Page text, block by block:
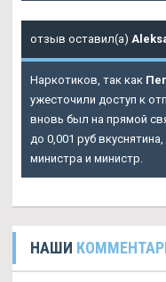
отзыв оставил(а)
Наркотиков, так как
ужесточили доступ к
вновь был на прямой
до 0,001 руб
министра и министр.
НАШИ